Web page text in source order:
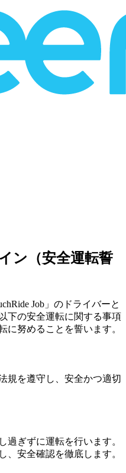
ン（安全運転誓
Job」のドライバーと
下の安全運転に関する事項
に努めることを誓います。
規を遵守し、安全かつ適切
過ぎずに運転を行います。
、安全確認を徹底します。